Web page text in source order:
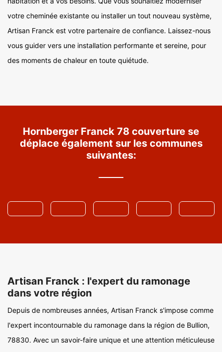
votre cheminée existante ou installer un tout nouveau système,
Artisan Franck est votre partenaire de confiance. Laissez-nous
vous guider vers une installation performante et sereine, pour
des moments de chaleur en toute quiétude.
Hornberger Franck 78 couverture se
déplace également sur les communes
suivantes:
Artisan Franck : l'expert du ramonage
dans votre région
Depuis de nombreuses années, Artisan Franck s'impose comme
l'expert incontournable du ramonage dans la région de Bullion,
78830. Avec un savoir-faire unique et une attention méticuleuse